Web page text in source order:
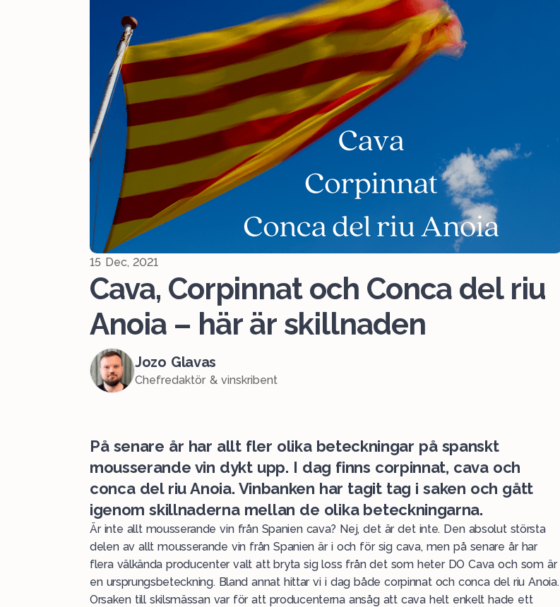
15 Dec, 2021
Cava, Corpinnat och Conca del riu
Anoia – här är skillnaden
Jozo Glavas
Chefredaktör & vinskribent
På senare år har allt fler olika beteckningar på spanskt
mousserande vin dykt upp. I dag finns corpinnat, cava och
conca del riu Anoia. Vinbanken har tagit tag i saken och gått
igenom skillnaderna mellan de olika beteckningarna.
Är inte allt mousserande vin från Spanien cava? Nej, det är det inte. Den absolut största
delen av allt mousserande vin från Spanien är i och för sig cava, men på senare år har
flera välkända producenter valt att bryta sig loss från det som heter DO Cava och som är
en ursprungsbeteckning. Bland annat hittar vi i dag både corpinnat och conca del riu Anoia.
Orsaken till skilsmässan var för att producenterna ansåg att cava helt enkelt hade ett